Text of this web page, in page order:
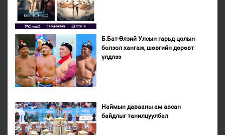
Б.Бат-Өлзий Улсын гарьд цолын
болзол хангаж, шөвгийн дөрөвт
үлдлээ
Наймын давааны ам авсан
байдлыг танилцуулбал